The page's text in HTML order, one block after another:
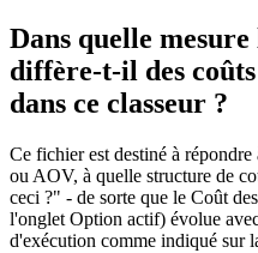
Dans quelle mesure
diffère-t-il des
dans ce classeur ?
Ce fichier est destiné à répondre
ou AOV, à quelle structure de
ceci ?" - de sorte que le Coût
l'onglet Option actif) évolue
d'exécution comme indiqué sur